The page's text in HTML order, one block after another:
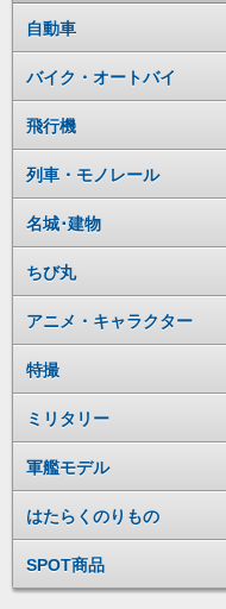
自動車
バイク・オートバイ
飛行機
列車・モノレール
名城･建物
ちび丸
アニメ・キャラクター
特撮
ミリタリー
軍艦モデル
はたらくのりもの
SPOT商品